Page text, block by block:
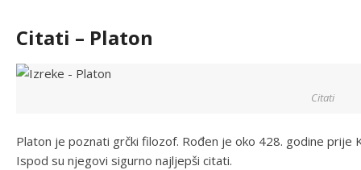
Citati – Platon
Citati
Platon je poznati grčki filozof. Rođen je oko 428. godine
Ispod su njegovi sigurno najljepši citati.